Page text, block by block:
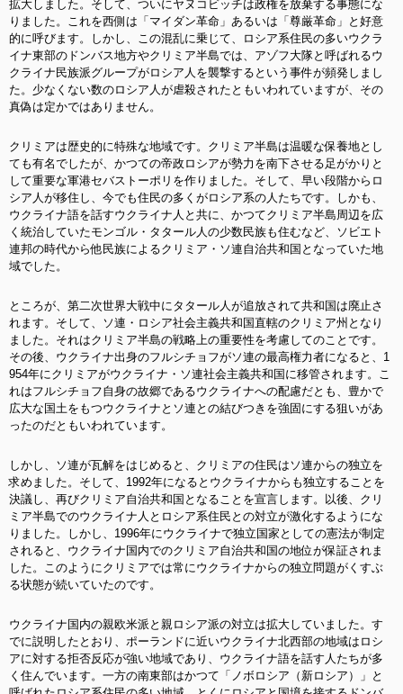
拡大しました。そして、ついにヤヌコビッチは政権を放棄する事態にな
りました。これを西側は「マイダン革命」あるいは「尊厳革命」と好意
的に呼びます。しかし、この混乱に乗じて、ロシア系住民の多いウクラ
イナ東部のドンバス地方やクリミア半島では、アゾフ大隊と呼ばれるウ
クライナ民族派グループがロシア人を襲撃するという事件が頻発しまし
た。少なくない数のロシア人が虐殺されたともいわれていますが、その
真偽は定かではありません。
クリミアは歴史的に特殊な地域です。クリミア半島は温暖な保養地とし
ても有名でしたが、かつての帝政ロシアが勢力を南下させる足がかりと
して重要な軍港セバストーポリを作りました。そして、早い段階からロ
シア人が移住し、今でも住民の多くがロシア系の人たちです。しかも、
ウクライナ語を話すウクライナ人と共に、かつてクリミア半島周辺を広
く統治していたモンゴル・タタール人の少数民族も住むなど、ソビエト
連邦の時代から他民族によるクリミア・ソ連自治共和国となっていた地
域でした。
ところが、第二次世界大戦中にタタール人が追放されて共和国は廃止さ
れます。そして、ソ連・ロシア社会主義共和国直轄のクリミア州となり
ました。それはクリミア半島の戦略上の重要性を考慮してのことです。
その後、ウクライナ出身のフルシチョフがソ連の最高権力者になると、1
954年にクリミアがウクライナ・ソ連社会主義共和国に移管されます。こ
れはフルシチョフ自身の故郷であるウクライナへの配慮だとも、豊かで
広大な国土をもつウクライナとソ連との結びつきを強固にする狙いがあ
ったのだともいわれています。
しかし、ソ連が瓦解をはじめると、クリミアの住民はソ連からの独立を
求めました。そして、1992年になるとウクライナからも独立することを
決議し、再びクリミア自治共和国となることを宣言します。以後、クリ
ミア半島でのウクライナ人とロシア系住民との対立が激化するようにな
りました。しかし、1996年にウクライナで独立国家としての憲法が制定
されると、ウクライナ国内でのクリミア自治共和国の地位が保証されま
した。このようにクリミアでは常にウクライナからの独立問題がくすぶ
る状態が続いていたのです。
ウクライナ国内の親欧米派と親ロシア派の対立は拡大していました。す
でに説明したとおり、ポーランドに近いウクライナ北西部の地域はロシ
アに対する拒否反応が強い地域であり、ウクライナ語を話す人たちが多
く住んでいます。一方の南東部はかつて「ノボロシア（新ロシア）」と